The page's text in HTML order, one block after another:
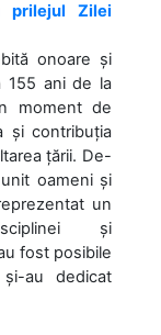
prilejul Zilei
onoare și
155 ani de la
moment de
și contribuția
țării. De-
oameni și
un
și
fost posibile
au dedicat